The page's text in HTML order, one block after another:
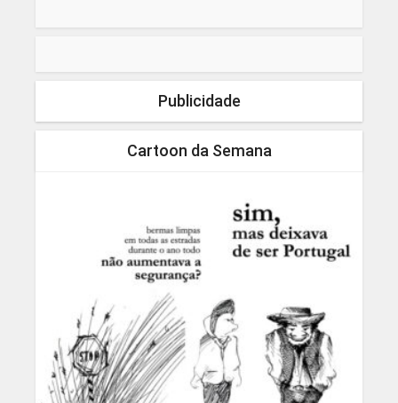
Publicidade
Cartoon da Semana